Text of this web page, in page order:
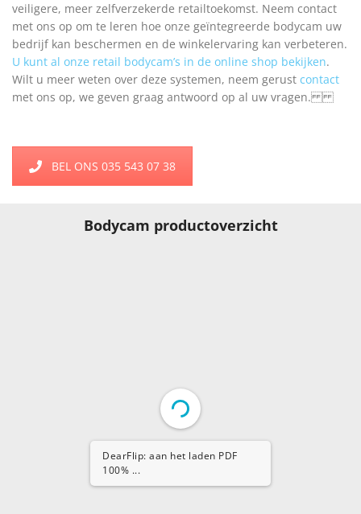
veiligere, meer zelfverzekerde retailtoekomst. Neem contact
met ons op om te leren hoe onze geïntegreerde bodycam uw
bedrijf kan beschermen en de winkelervaring kan verbeteren.
U kunt al onze retail bodycam’s in de online shop bekijken.
Wilt u meer weten over deze systemen, neem gerust contact
met ons op, we geven graag antwoord op al uw vragen.
BEL ONS 035 543 07 38
Bodycam productoverzicht